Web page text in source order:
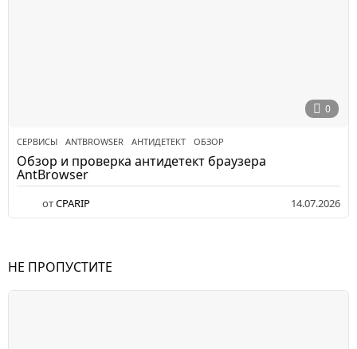
0
СЕРВИСЫ ANTBROWSER ,АНТИДЕТЕКТ ,ОБЗОР
Обзор и проверка антидетект браузера
AntBrowser
отCPARIP 14.07.2026
НЕ ПРОПУСТИТЕ